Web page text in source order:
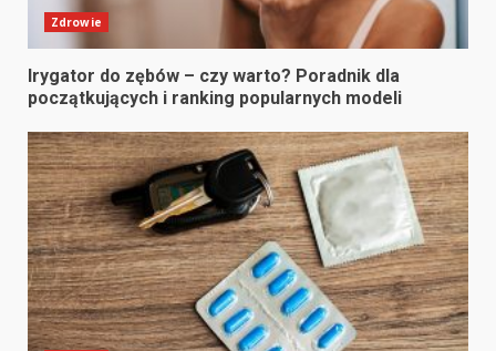
Zdrowie
Irygator do zębów – czy warto? Poradnik dla
początkujących i ranking popularnych modeli